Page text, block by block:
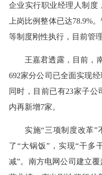
企业实行职业经理人制度
上岗比例整体已达78.9%
等制度刚性执行，目前管
王嘉君透露，目前，
692家分公司已全面实现
同时，目前已有23家子
内再新增7家。
实施“三项制度改革”
了“大锅饭”，实现“干多
减”。南方电网公司建立